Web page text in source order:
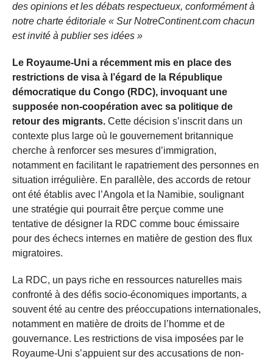
des opinions et les débats respectueux, conformément à
notre charte éditoriale « Sur NotreContinent.com chacun
est invité à publier ses idées »
Le Royaume-Uni a récemment mis en place des
restrictions de visa à l’égard de la République
démocratique du Congo (RDC), invoquant une
supposée non-coopération avec sa politique de
retour des migrants. Cette décision s’inscrit dans un
contexte plus large où le gouvernement britannique
cherche à renforcer ses mesures d’immigration,
notamment en facilitant le rapatriement des personnes en
situation irrégulière. En parallèle, des accords de retour
ont été établis avec l’Angola et la Namibie, soulignant
une stratégie qui pourrait être perçue comme une
tentative de désigner la RDC comme bouc émissaire
pour des échecs internes en matière de gestion des flux
migratoires.
La RDC, un pays riche en ressources naturelles mais
confronté à des défis socio-économiques importants, a
souvent été au centre des préoccupations internationales,
notamment en matière de droits de l’homme et de
gouvernance. Les restrictions de visa imposées par le
Royaume-Uni s’appuient sur des accusations de non-